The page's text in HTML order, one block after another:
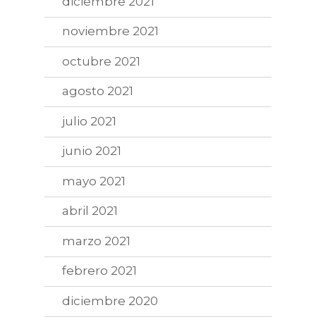
noviembre 2021
octubre 2021
agosto 2021
julio 2021
junio 2021
mayo 2021
abril 2021
marzo 2021
febrero 2021
diciembre 2020